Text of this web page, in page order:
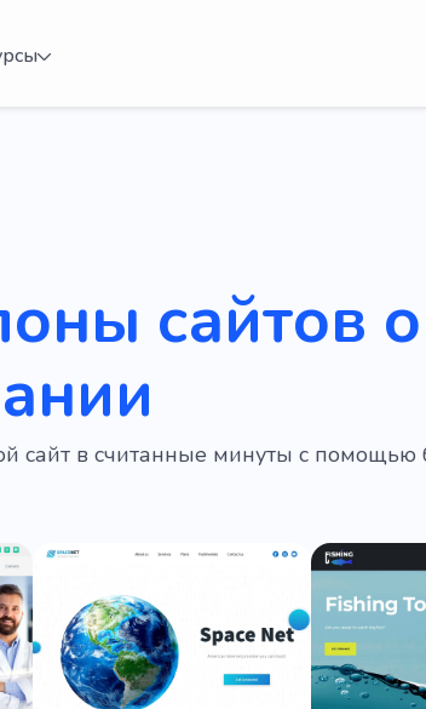
сайтов о
сайт в считанные минуты с